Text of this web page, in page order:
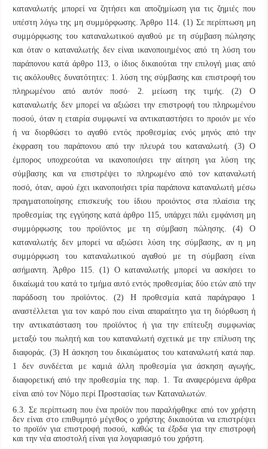
καταναλωτής μπορεί να ζητήσει και αποζημίωση για τις ζημιές που
υπέστη λόγω της μη συμμόρφωσης. Άρθρο 114. (1) Σε περίπτωση μη
συμμόρφωσης του καταναλωτικού αγαθού με τη σύμβαση πώλησης
και όταν ο καταναλωτής δεν είναι ικανοποιημένος από τη λύση του
παράπονου κατά άρθρο 113, ο ίδιος δικαιούται την επιλογή μιας από
τις ακόλουθες δυνατότητες: 1. λύση της σύμβασης και επιστροφή του
πληρωμένου από αυτόν ποσό· 2. μείωση της τιμής. (2) Ο
καταναλωτής δεν μπορεί να αξιώσει την επιστροφή του πληρωμένου
ποσού, όταν η εταιρία συμφωνεί να αντικαταστήσει το προιόν με νέο
ή να διορθώσει το αγαθό εντός προθεσμίας ενός μηνός από την
έκφραση του παράπονου από την πλευρά του καταναλωτή. (3) Ο
έμπορος υποχρεούται να ικανοποιήσει την αίτηση για λύση της
σύμβασης και να επιστρέψει το πληρωμένο από τον καταναλωτή
ποσό, όταν, αφού έχει ικανοποιήσει τρία παράπονα καταναλωτή μέσω
πραγματοποίησης επισκευής του ίδιου προιόντος στα πλαίσια της
προθεσμίας της εγγύησης κατά άρθρο 115, υπάρχει πάλι εμφάνιση μη
συμμόρφωσης του προϊόντος με τη σύμβαση πώλησης. (4) Ο
καταναλωτής δεν μπορεί να αξιώσει λύση της σύμβασης, αν η μη
συμμόρφωση του καταναλωτικού αγαθού με τη σύμβαση είναι
ασήμαντη. Άρθρο 115. (1) Ο καταναλωτής μπορεί να ασκήσει το
δικαίωμά του κατά το τμήμα αυτό εντός προθεσμίας δύο ετών από την
παράδοση του προϊόντος. (2) Η προθεσμία κατά παράγραφο 1
αναστέλλεται για τον καιρό που είναι απαραίτητο για τη διόρθωση ή
την αντικατάσταση του προϊόντος ή για την επίτευξη συμφωνίας
μεταξύ του πωλητή και του καταναλωτή σχετικά με την επίλυση της
διαφοράς. (3) Η άσκηση του δικαιώματος του καταναλωτή κατά παρ.
1 δεν συνδέεται με καμιά άλλη προθεσμία για άσκηση αγωγής,
διαφορετική από την προθεσμία της παρ. 1. Τα αναφερόμενα άρθρα
είναι από τον Νόμο περί Προστασίας των Καταναλωτών.
6.3. Σε περίπτωση που ένα προϊόν που παραλήφθηκε από τον χρήστη
δεν είναι στο επιθυμητό μέγεθος ο χρήστης δικαιούται να επιστρέψει
το προϊόν για επιστροφή ποσού, καθώς τα έξοδα για την επιστροφή
και την νέα αποστολή είναι για λογαριασμό του χρήστη.